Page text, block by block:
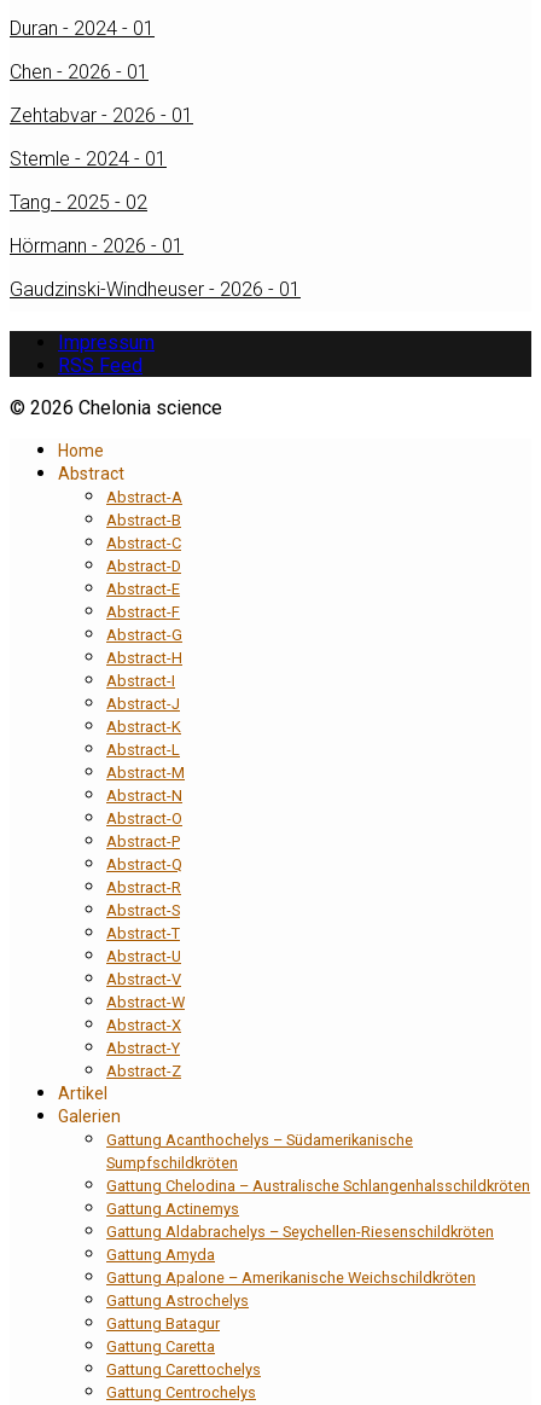
Duran - 2024 - 01
Chen - 2026 - 01
Zehtabvar - 2026 - 01
Stemle - 2024 - 01
Tang - 2025 - 02
Hörmann - 2026 - 01
Gaudzinski-Windheuser - 2026 - 01
Impressum
RSS Feed
© 2026 Chelonia science
Home
Abstract
Abstract-A
Abstract-B
Abstract-C
Abstract-D
Abstract-E
Abstract-F
Abstract-G
Abstract-H
Abstract-I
Abstract-J
Abstract-K
Abstract-L
Abstract-M
Abstract-N
Abstract-O
Abstract-P
Abstract-Q
Abstract-R
Abstract-S
Abstract-T
Abstract-U
Abstract-V
Abstract-W
Abstract-X
Abstract-Y
Abstract-Z
Artikel
Galerien
Gattung Acanthochelys – Südamerikanische
Sumpfschildkröten
Gattung Chelodina – Australische Schlangenhalsschildkröten
Gattung Actinemys
Gattung Aldabrachelys – Seychellen-Riesenschildkröten
Gattung Amyda
Gattung Apalone – Amerikanische Weichschildkröten
Gattung Astrochelys
Gattung Batagur
Gattung Caretta
Gattung Carettochelys
Gattung Centrochelys